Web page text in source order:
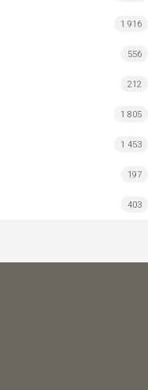
1 916
556
212
1 805
1 453
197
403